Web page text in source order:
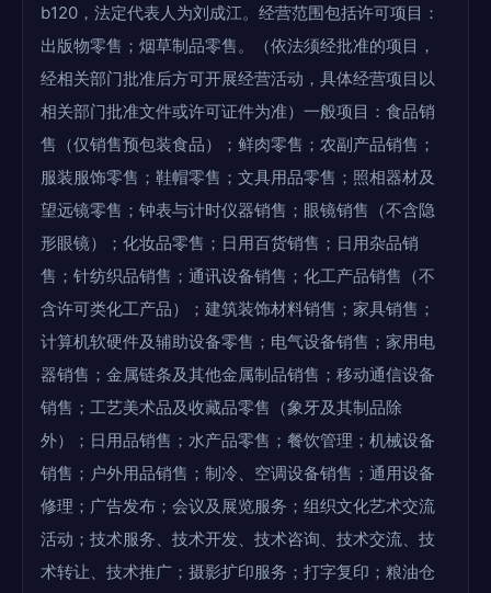
b120，法定代表人为刘成江。经营范围包括许可项目：
出版物零售；烟草制品零售。（依法须经批准的项目，
经相关部门批准后方可开展经营活动，具体经营项目以
相关部门批准文件或许可证件为准）一般项目：食品销
售（仅销售预包装食品）；鲜肉零售；农副产品销售；
服装服饰零售；鞋帽零售；文具用品零售；照相器材及
望远镜零售；钟表与计时仪器销售；眼镜销售（不含隐
形眼镜）；化妆品零售；日用百货销售；日用杂品销
售；针纺织品销售；通讯设备销售；化工产品销售（不
含许可类化工产品）；建筑装饰材料销售；家具销售；
计算机软硬件及辅助设备零售；电气设备销售；家用电
器销售；金属链条及其他金属制品销售；移动通信设备
销售；工艺美术品及收藏品零售（象牙及其制品除
外）；日用品销售；水产品零售；餐饮管理；机械设备
销售；户外用品销售；制冷、空调设备销售；通用设备
修理；广告发布；会议及展览服务；组织文化艺术交流
活动；技术服务、技术开发、技术咨询、技术交流、技
术转让、技术推广；摄影扩印服务；打字复印；粮油仓